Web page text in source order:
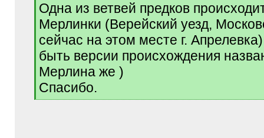
Одна из ветвей предков
Мерлинки (Верейский уезд,
сейчас на этом месте г.
быть версии происхождения
Мерлина же )
Спасибо.
[